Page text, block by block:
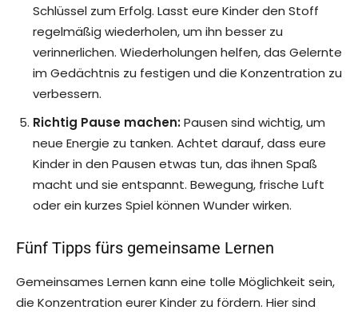
Schlüssel zum Erfolg. Lasst eure Kinder den Stoff
regelmäßig wiederholen, um ihn besser zu
verinnerlichen. Wiederholungen helfen, das Gelernte
im Gedächtnis zu festigen und die Konzentration zu
verbessern.
Richtig Pause machen:Pausen sind wichtig, um
neue Energie zu tanken. Achtet darauf, dass eure
Kinder in den Pausen etwas tun, das ihnen Spaß
macht und sie entspannt. Bewegung, frische Luft
oder ein kurzes Spiel können Wunder wirken.
Fünf Tipps fürs gemeinsame Lernen
Gemeinsames Lernen kann eine tolle Möglichkeit sein,
die Konzentration eurer Kinder zu fördern. Hier sind